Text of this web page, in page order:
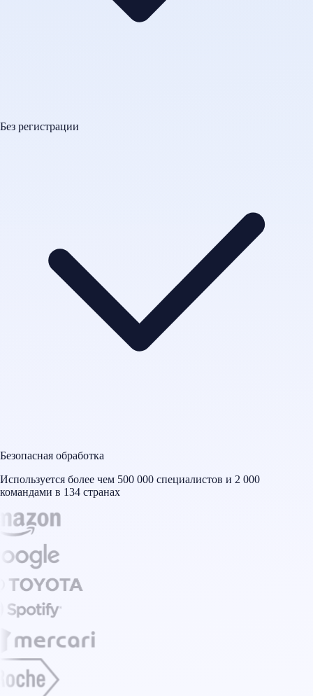
Без регистрации
Безопасная обработка
Используется более чем 500 000 специалистов и 2 000
командами в 134 странах